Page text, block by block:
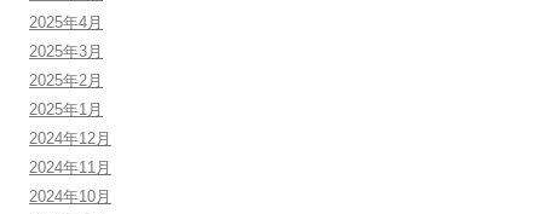
2025年4月
2025年3月
2025年2月
2025年1月
2024年12月
2024年11月
2024年10月